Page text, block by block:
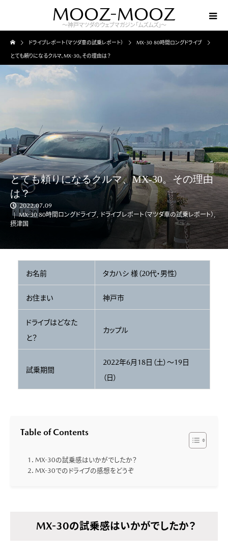
MOOZ-MOOZ
～神戸マツダのウェブマガジン「ムズムズ」～
ドライブレポート（マツダ車の試乗レポート） MX-30 80時間ロングドライブ
とても頼りになるクルマ、MX-30。その理由は？
とても頼りになるクルマ、MX-30。その理由
は？
2022.07.09
MX-30 80時間ロングドライブ , ドライブレポート（マツダ車の試乗レポート）,
摂津国
お名前 タカハシ 様（20代・男性）
お住まい 神戸市
ドライブはどなた
と？
カップル
試乗期間
2022年6月18日（土）～19日
（日）
Table of Contents
MX-30の試乗感はいかがでしたか？
MX-30でのドライブの感想をどうぞ
MX-30の試乗感はいかがでしたか？